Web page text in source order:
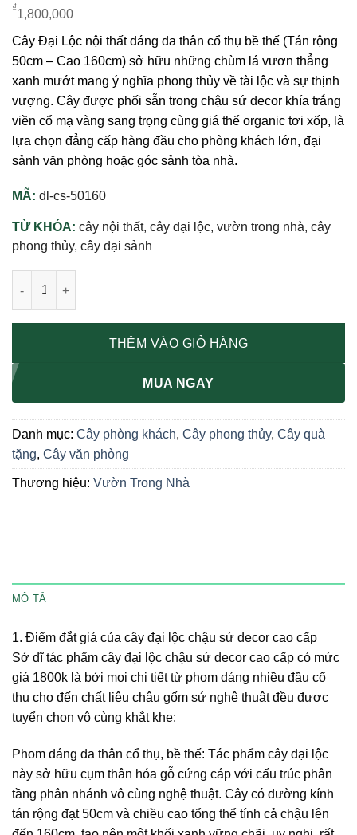
₫1,800,000
Cây Đại Lộc nội thất dáng đa thân cổ thụ bề thế (Tán rộng
50cm – Cao 160cm) sở hữu những chùm lá vươn thẳng
xanh mướt mang ý nghĩa phong thủy về tài lộc và sự thịnh
vượng. Cây được phối sẵn trong chậu sứ decor khía trắng
viền cổ mạ vàng sang trọng cùng giá thể organic tơi xốp, là
lựa chọn đẳng cấp hàng đầu cho phòng khách lớn, đại
sảnh văn phòng hoặc góc sảnh tòa nhà.
MÃ: dl-cs-50160
TỪ KHÓA: cây nội thất, cây đại lộc, vườn trong nhà, cây
phong thủy, cây đại sảnh
THÊM VÀO GIỎ HÀNG
MUA NGAY
Danh mục: Cây phòng khách, Cây phong thủy, Cây quà
tặng, Cây văn phòng
Thương hiệu: Vườn Trong Nhà
MÔ TẢ
1. Điểm đắt giá của cây đại lộc chậu sứ decor cao cấp
Sở dĩ tác phẩm cây đại lộc chậu sứ decor cao cấp có mức
giá 1800k là bởi mọi chi tiết từ phom dáng nhiều đầu cổ
thụ cho đến chất liệu chậu gốm sứ nghệ thuật đều được
tuyển chọn vô cùng khắt khe:
Phom dáng đa thân cổ thụ, bề thế: Tác phẩm cây đại lộc
này sở hữu cụm thân hóa gỗ cứng cáp với cấu trúc phân
tầng phân nhánh vô cùng nghệ thuật. Cây có đường kính
tán rộng đạt 50cm và chiều cao tổng thể tính cả chậu lên